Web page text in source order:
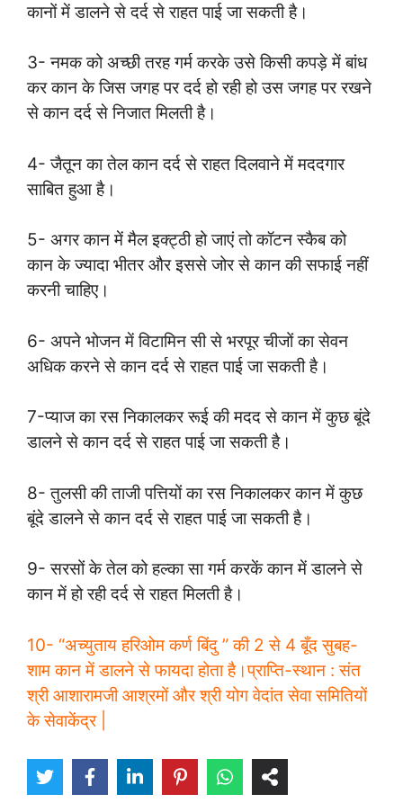
कानों में डालने से दर्द से राहत पाई जा सकती है।
3- नमक को अच्छी तरह गर्म करके उसे किसी कपड़े में बांध
कर कान के जिस जगह पर दर्द हो रही हो उस जगह पर रखने
से कान दर्द से निजात मिलती है।
4- जैतून का तेल कान दर्द से राहत दिलवाने में मददगार
साबित हुआ है।
5- अगर कान में मैल इक्ट्ठी हो जाएं तो कॉटन स्कैब को
कान के ज्यादा भीतर और इससे जोर से कान की सफाई नहीं
करनी चाहिए।
6- अपने भोजन में विटामिन सी से भरपूर चीजों का सेवन
अधिक करने से कान दर्द से राहत पाई जा सकती है।
7-प्याज का रस निकालकर रूई की मदद से कान में कुछ बूंदे
डालने से कान दर्द से राहत पाई जा सकती है।
8- तुलसी की ताजी पत्तियों का रस निकालकर कान में कुछ
बूंदे डालने से कान दर्द से राहत पाई जा सकती है।
9- सरसों के तेल को हल्का सा गर्म करकें कान में डालने से
कान में हो रही दर्द से राहत मिलती है।
10- “अच्युताय हरिओम कर्ण बिंदु ” की 2 से 4 बूँद सुबह-
शाम कान में डालने से फायदा होता है।प्राप्ति-स्थान : संत
श्री आशारामजी आश्रमों और श्री योग वेदांत सेवा समितियों
के सेवाकेंद्र |